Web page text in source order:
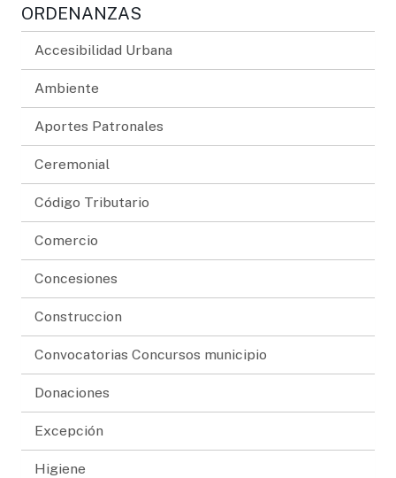
ORDENANZAS
Accesibilidad Urbana
Ambiente
Aportes Patronales
Ceremonial
Código Tributario
Comercio
Concesiones
Construccion
Convocatorias Concursos municipio
Donaciones
Excepción
Higiene